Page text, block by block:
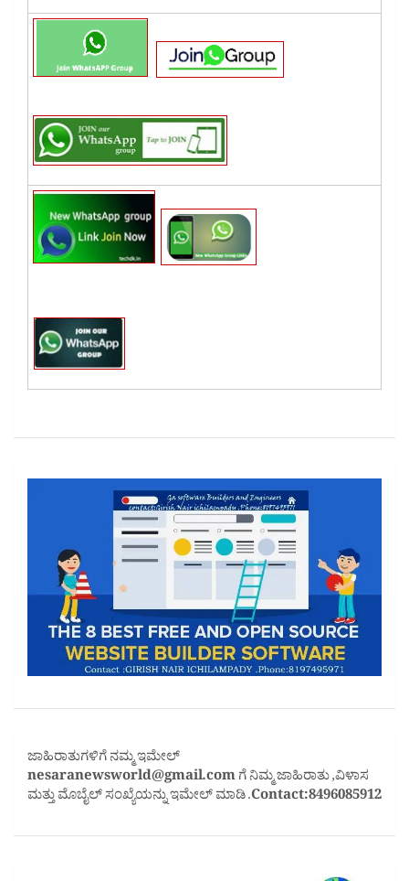
ಜಾಹಿರಾತುಗಳಿಗೆ ನಮ್ಮ ಇಮೇಲ್
nesaranewsworld@gmail.comಗೆ ನಿಮ್ಮ ಜಾಹಿರಾತು ,ವಿಳಾಸ
ಮತ್ತು ಮೊಬೈಲ್ ಸಂಖ್ಯೆಯನ್ನು ಇಮೇಲ್ ಮಾಡಿ .Contact:8496085912